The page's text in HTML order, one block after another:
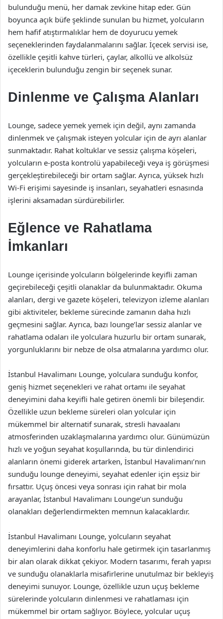
bulunduğu menü, her damak zevkine hitap eder. Gün
boyunca açık büfe şeklinde sunulan bu hizmet, yolcuların
hem hafif atıştırmalıklar hem de doyurucu yemek
seçeneklerinden faydalanmalarını sağlar. İçecek servisi ise,
özellikle çeşitli kahve türleri, çaylar, alkollü ve alkolsüz
içeceklerin bulunduğu zengin bir seçenek sunar.
Dinlenme ve Çalışma Alanları
Lounge, sadece yemek yemek için değil, aynı zamanda
dinlenmek ve çalışmak isteyen yolcular için de ayrı alanlar
sunmaktadır. Rahat koltuklar ve sessiz çalışma köşeleri,
yolcuların e-posta kontrolü yapabileceği veya iş görüşmesi
gerçekleştirebileceği bir ortam sağlar. Ayrıca, yüksek hızlı
Wi-Fi erişimi sayesinde iş insanları, seyahatleri esnasında
işlerini aksamadan sürdürebilirler.
Eğlence ve Rahatlama
İmkanları
Lounge içerisinde yolcuların bölgelerinde keyifli zaman
geçirebileceği çeşitli olanaklar da bulunmaktadır. Okuma
alanları, dergi ve gazete köşeleri, televizyon izleme alanları
gibi aktiviteler, bekleme sürecinde zamanın daha hızlı
geçmesini sağlar. Ayrıca, bazı lounge’lar sessiz alanlar ve
rahatlama odaları ile yolculara huzurlu bir ortam sunarak,
yorgunluklarını bir nebze de olsa atmalarına yardımcı olur.
İstanbul Havalimanı Lounge, yolculara sunduğu konfor,
geniş hizmet seçenekleri ve rahat ortamı ile seyahat
deneyimini daha keyifli hale getiren önemli bir bileşendir.
Özellikle uzun bekleme süreleri olan yolcular için
mükemmel bir alternatif sunarak, stresli havaalanı
atmosferinden uzaklaşmalarına yardımcı olur. Günümüzün
hızlı ve yoğun seyahat koşullarında, bu tür dinlendirici
alanların önemi giderek artarken, İstanbul Havalimanı’nın
sunduğu lounge deneyimi, seyahat edenler için eşsiz bir
fırsattır. Uçuş öncesi veya sonrası için rahat bir mola
arayanlar, İstanbul Havalimanı Lounge’un sunduğu
olanakları değerlendirmekten memnun kalacaklardır.
İstanbul Havalimanı Lounge, yolcuların seyahat
deneyimlerini daha konforlu hale getirmek için tasarlanmış
bir alan olarak dikkat çekiyor. Modern tasarımı, ferah yapısı
ve sunduğu olanaklarla misafirlerine unutulmaz bir bekleyiş
deneyimi sunuyor. Lounge, özellikle uzun uçuş bekleme
sürelerinde yolcuların dinlenmesi ve rahatlaması için
mükemmel bir ortam sağlıyor. Böylece, yolcular uçuş